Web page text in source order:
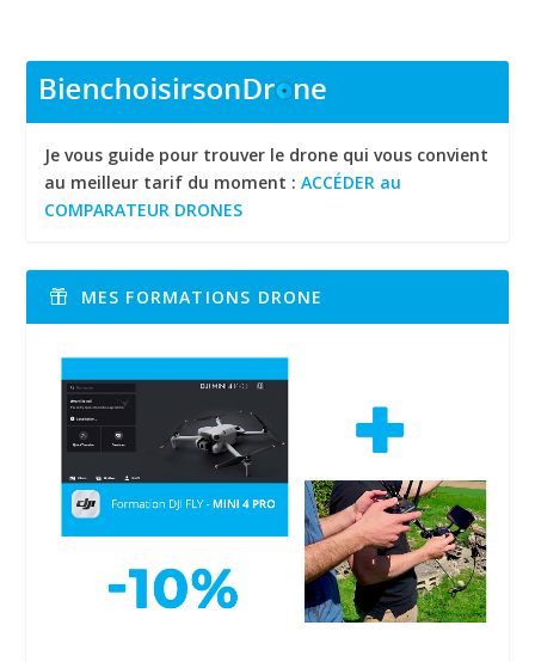
Je vous guide pour trouver le drone qui vous convient
au meilleur tarif du moment :ACCÉDER au
COMPARATEUR DRONES
MES FORMATIONS DRONE